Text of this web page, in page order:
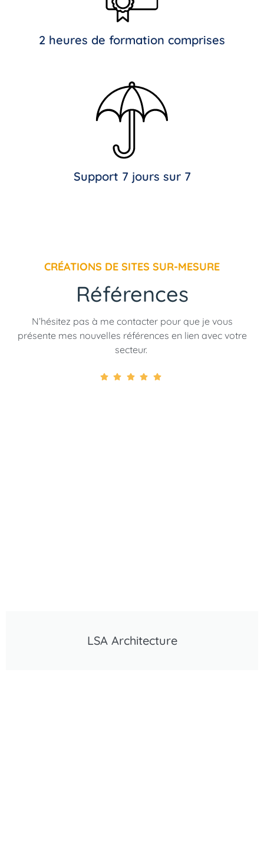
2 heures de formation comprises
Support 7 jours sur 7
CRÉATIONS DE SITES SUR-MESURE
Références
N’hésitez pas à me contacter pour que je vous
présente mes nouvelles références en lien avec votre
secteur.
LSA Architecture